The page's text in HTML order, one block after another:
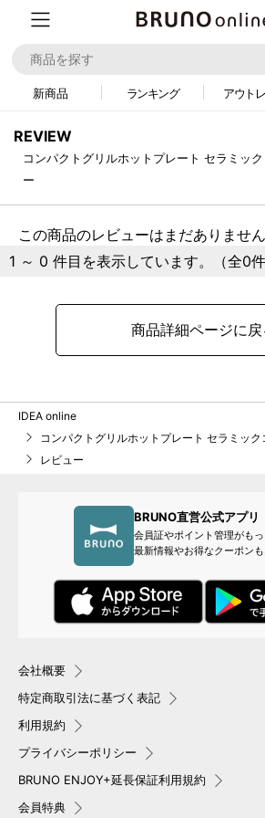
新商品 ランキング アウト
REVIEW
コンパクトグリルホットプレート セラミッ
ー
この商品のレビューはまだありません
1 ～ 0 件目を表示しています。（全0件
商品詳細ページに戻
IDEA online
コンパクトグリルホットプレート セラミック
レビュー
BRUNO直営公式アプリ
会員証やポイント管理がもっ
最新情報やお得なクーポンも
会社概要
特定商取引法に基づく表記
利用規約
プライバシーポリシー
BRUNO ENJOY+延長保証利用規約
会員特典